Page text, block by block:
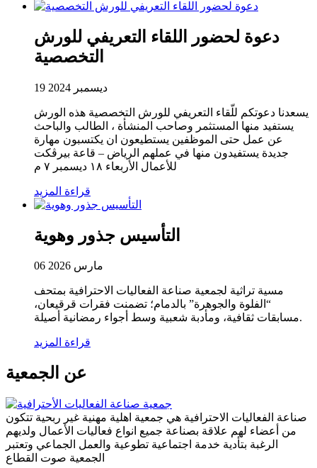
دعوة لحضور اللقاء التعريفي للورش
التخصصية
19 ديسمبر 2024
يسعدنا دعوتكم للّقاء التعريفي للورش التخصصية هذه الورش
يستفيد منها المستثمر وصاحب المنشأة ، الطالب والباحث
عن عمل حتى الموظفين يستطيعون ان يكتسبون مهارة
جديدة يستفيدون منها في عملهم الرياض – قاعة بيرڤكت
للأعمال الأربعاء ١٨ ديسمبر ٧ م
قراءة المزيد
التأسيس جذور وهوية
06 مارس 2026
مسية تراثية لجمعية صناعة الفعاليات الاحترافية بمتحف
“الفلوة والجوهرة” بالدمام؛ تضمنت فقرات قرقيعان،
مسابقات ثقافية، ومأدبة شعبية وسط أجواء رمضانية أصيلة.
قراءة المزيد
عن الجمعية
صناعة الفعاليات الاحترافية هي جمعية اهلية مهنية غير ربحية تتكون
من أعضاء لهم علاقة بصناعة جميع انواع فعاليات الأعمال ولديهم
الرغبة بتأدية خدمة اجتماعية تطوعية والعمل الجماعي وتعتبر
الجمعية صوت القطاع